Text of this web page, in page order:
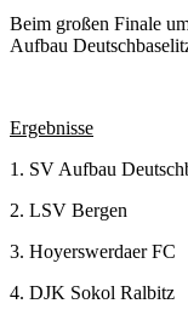
Beim großen Finale
Aufbau
Ergebnisse
1. SV Aufbau
2. LSV Bergen
3. Hoyerswerdaer FC
4. DJK Sokol Ralbitz